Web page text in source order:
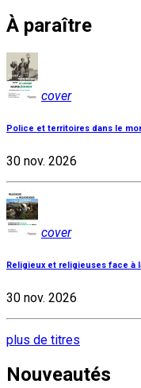
À paraître
cover
Police et territoires dans le
30 nov. 2026
cover
Religieux et religieuses face à
30 nov. 2026
plus de titres
Nouveautés